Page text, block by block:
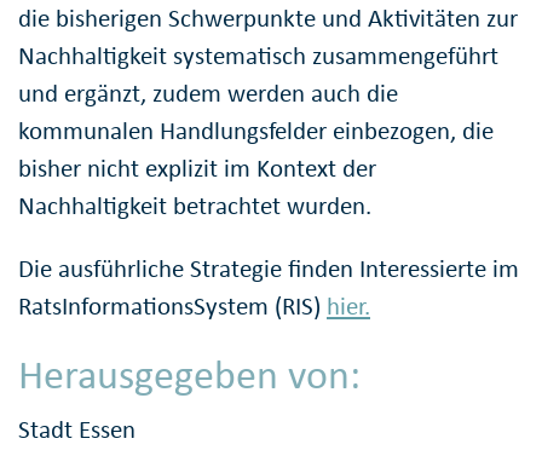
die bisherigen Schwerpunkte und Aktivitäten zur
Nachhaltigkeit systematisch zusammengeführt
und ergänzt, zudem werden auch die
kommunalen Handlungsfelder einbezogen, die
bisher nicht explizit im Kontext der
Nachhaltigkeit betrachtet wurden.
Die ausführliche Strategie finden Interessierte im
RatsInformationsSystem (RIS) hier.
Herausgegeben von:
Stadt Essen